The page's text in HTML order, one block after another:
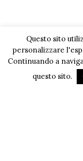
Questo sito
personalizzare
Continuando a
questo sito.